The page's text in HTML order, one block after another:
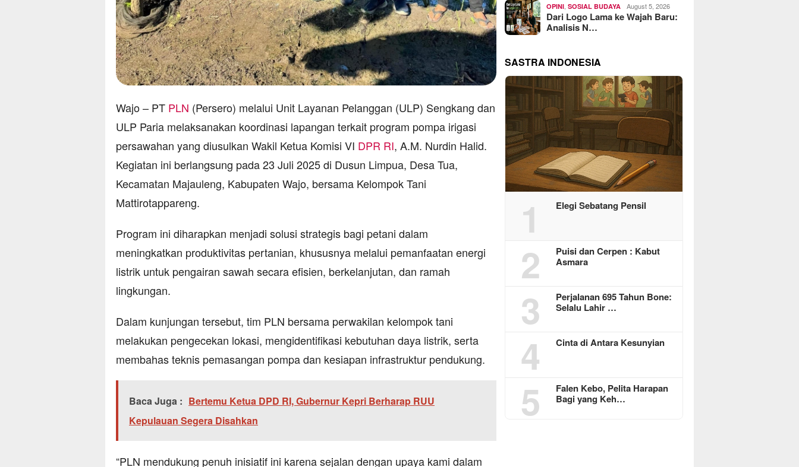
Wajo – PT PLN (Persero) melalui Unit Layanan Pelanggan (ULP) Sengkang dan
ULP Paria melaksanakan koordinasi lapangan terkait program pompa irigasi
persawahan yang diusulkan Wakil Ketua Komisi VI DPR RI, A.M. Nurdin Halid.
Kegiatan ini berlangsung pada 23 Juli 2025 di Dusun Limpua, Desa Tua,
Kecamatan Majauleng, Kabupaten Wajo, bersama Kelompok Tani
Mattirotappareng.
Program ini diharapkan menjadi solusi strategis bagi petani dalam
meningkatkan produktivitas pertanian, khususnya melalui pemanfaatan energi
listrik untuk pengairan sawah secara efisien, berkelanjutan, dan ramah
lingkungan.
Dalam kunjungan tersebut, tim PLN bersama perwakilan kelompok tani
melakukan pengecekan lokasi, mengidentifikasi kebutuhan daya listrik, serta
membahas teknis pemasangan pompa dan kesiapan infrastruktur pendukung.
Baca Juga : Bertemu Ketua DPD RI, Gubernur Kepri Berharap RUU
Kepulauan Segera Disahkan
“PLN mendukung penuh inisiatif ini karena sejalan dengan upaya kami dalam
OPINI ,SOSIAL BUDAYA August 5, 2026
Dari Logo Lama ke Wajah Baru:
Analisis N…
SASTRA INDONESIA
1 Elegi Sebatang Pensil
2
Puisi dan Cerpen : Kabut
Asmara
3
Perjalanan 695 Tahun Bone:
Selalu Lahir …
4 Cinta di Antara Kesunyian
5
Falen Kebo, Pelita Harapan
Bagi yang Keh…